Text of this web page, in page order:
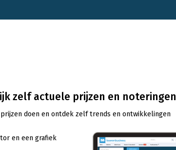
zelf actuele prijzen en noteringen
doen en ontdek zelf trends en ontwikkelingen
en een grafiek